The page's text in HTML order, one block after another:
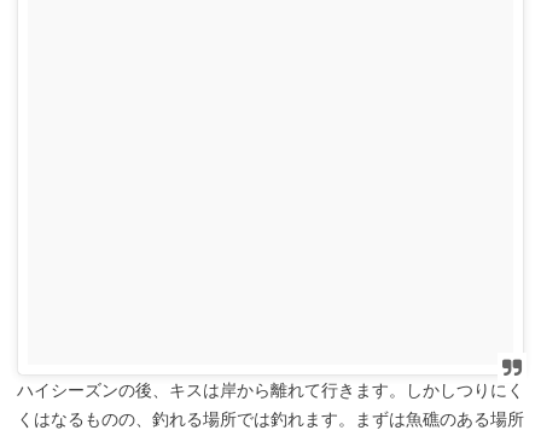
ハイシーズンの後、キスは岸から離れて行きます。しかしつりにく
くはなるものの、釣れる場所では釣れます。まずは魚礁のある場所